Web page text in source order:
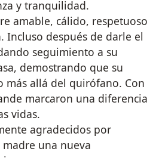
y tranquilidad.
amable, cálido, respetuoso
Incluso después de darle el
seguimiento a su
demostrando que su
más allá del quirófano. Con
marcaron una diferencia
vidas.
agradecidos por
una nueva